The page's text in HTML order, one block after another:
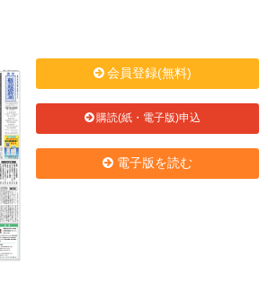
会員登録(無料)
購読(紙・電子版)申込
電子版を読む